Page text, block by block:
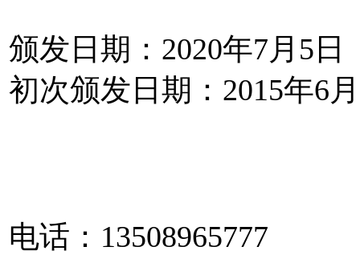
颁发日期：2020年7月5日
初次颁发日期：2015年6
电话：13508965777